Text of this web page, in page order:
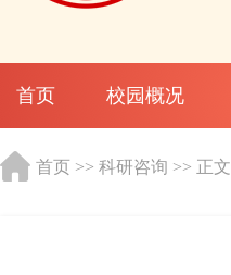
首页 校园概况
首页 >> 科研咨询 >> 正文